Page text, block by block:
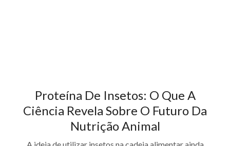
Proteína De Insetos: O Que A
Ciência Revela Sobre O Futuro Da
Nutrição Animal
A ideia de utilizar insetos na cadeia alimentar ainda